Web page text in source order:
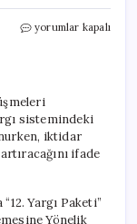
TBMM
paketinin
madde
görüşmelerine
başladı
için
yorumlar kapalı
sistemindeki
iktidar
ifade
Yargı Paketi”
Yönelik